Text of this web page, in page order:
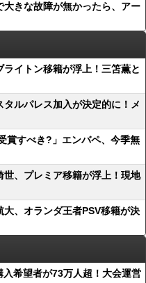
きな故障が無かったら、アー
イトン移籍が浮上！三笘薫と
ルパレス加入が決定的に！メ
賞すべき?」エンバペ、今季無
、プレミア移籍が浮上！現地
、オランダ王者PSV移籍が決
希望者が73万人超！大会運営